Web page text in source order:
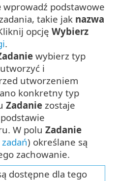
wprowadź podstawowe
takie jak nazwa
opcję Wybierz
.
wybierz typ
i
utworzeniem
konkretny typ
Zadanie zostaje
W polu Zadanie
) określane są
zachowanie.
dostępne dla tego